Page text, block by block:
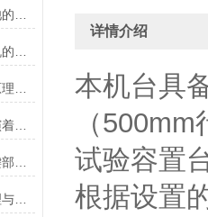
探索电池热冲击试验机的工作原理与应用
详情介绍
本机台具
（
试验容置
根据设置